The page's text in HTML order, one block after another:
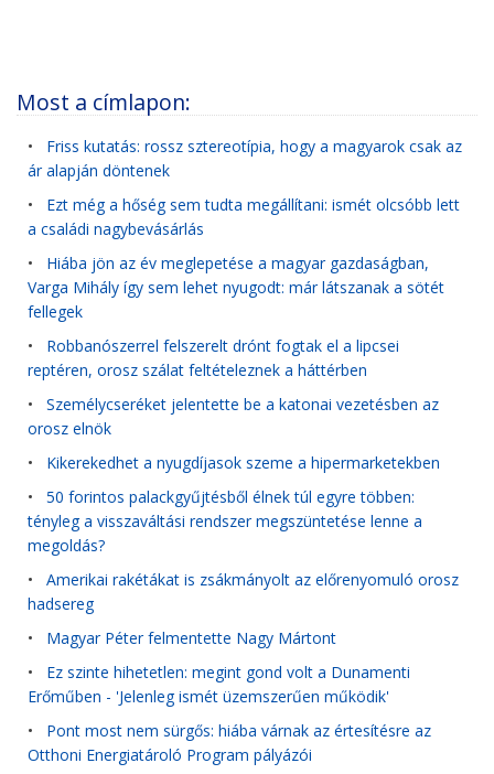
Most a címlapon:
• Friss kutatás: rossz sztereotípia, hogy a magyarok csak az
ár alapján döntenek
• Ezt még a hőség sem tudta megállítani: ismét olcsóbb lett
a családi nagybevásárlás
• Hiába jön az év meglepetése a magyar gazdaságban,
Varga Mihály így sem lehet nyugodt: már látszanak a sötét
fellegek
• Robbanószerrel felszerelt drónt fogtak el a lipcsei
reptéren, orosz szálat feltételeznek a háttérben
• Személycseréket jelentette be a katonai vezetésben az
orosz elnök
• Kikerekedhet a nyugdíjasok szeme a hipermarketekben
• 50 forintos palackgyűjtésből élnek túl egyre többen:
tényleg a visszaváltási rendszer megszüntetése lenne a
megoldás?
• Amerikai rakétákat is zsákmányolt az előrenyomuló orosz
hadsereg
• Magyar Péter felmentette Nagy Mártont
• Ez szinte hihetetlen: megint gond volt a Dunamenti
Erőműben - 'Jelenleg ismét üzemszerűen működik'
• Pont most nem sürgős: hiába várnak az értesítésre az
Otthoni Energiatároló Program pályázói